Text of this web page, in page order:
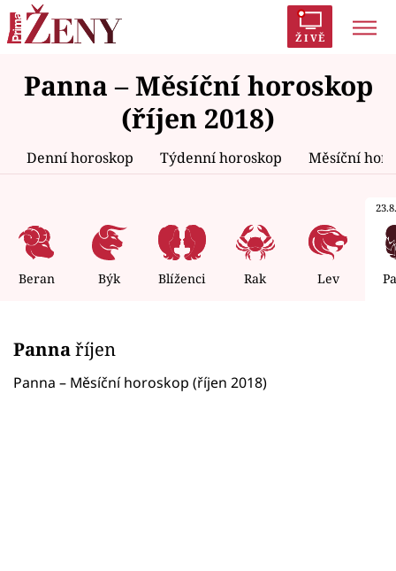
ŽIVĚ
Trendy: Polabí Inspekce Prostřeno!
AYTO?
Zrádci Proměny
Témata
Celebrity
Seriály
Panna – Měsíční horoskop
(říjen 2018)
Denní horoskop Týdenní horoskop Měsíční
Beran Býk Blíženci Rak Lev
Pannaříjen
Panna – Měsíční horoskop (říjen 2018)